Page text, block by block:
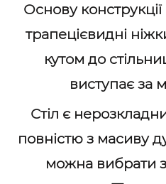
Основу
трапецієвидні
кутом до
виступає за
Стіл є
повністю з масиву
можна вибрати